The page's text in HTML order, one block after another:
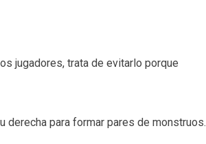
jugadores, trata de evitarlo porque
derecha para formar pares de monstruos.